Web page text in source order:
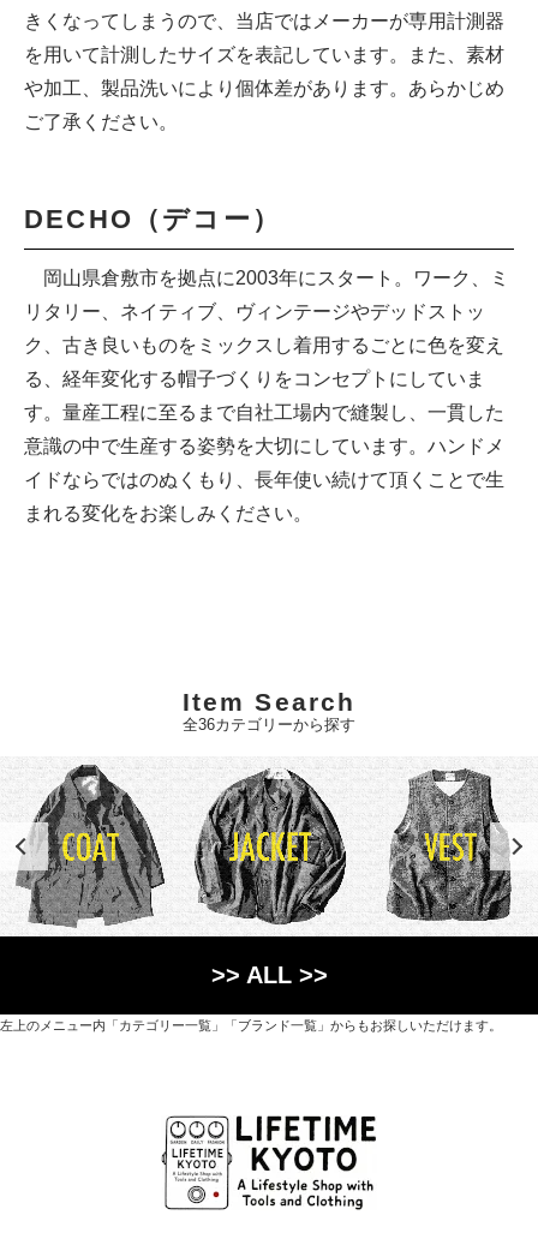
きくなってしまうので、当店ではメーカーが専用計測器
を用いて計測したサイズを表記しています。また、素材
や加工、製品洗いにより個体差があります。あらかじめ
ご了承ください。
DECHO（デコー）
岡山県倉敷市を拠点に2003年にスタート。ワーク、ミ
リタリー、ネイティブ、ヴィンテージやデッドストッ
ク、古き良いものをミックスし着用するごとに色を変え
る、経年変化する帽子づくりをコンセプトにしていま
す。量産工程に至るまで自社工場内で縫製し、一貫した
意識の中で生産する姿勢を大切にしています。ハンドメ
イドならではのぬくもり、長年使い続けて頂くことで生
まれる変化をお楽しみください。
Item Search
全36カテゴリーから探す
>> ALL >>
左上のメニュー内「カテゴリー一覧」「ブランド一覧」からもお探しいただけます。
オリジナルを含むファッションアイテムが中心の
京都・紫野にあるライフスタイルショップです。
京都府京都市北区紫野上築山町21（1階と2階）